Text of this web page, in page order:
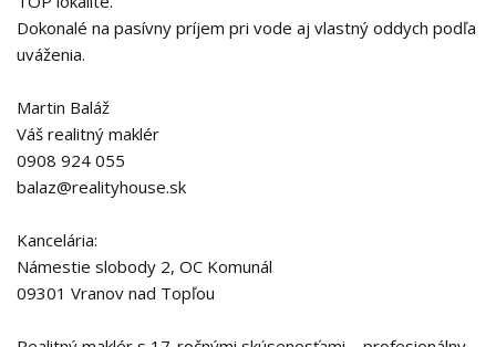
Dokonalé na pasívny príjem pri vode aj vlastný oddych podľa
uváženia.
Martin Baláž
Váš realitný maklér
0908 924 055
balaz@realityhouse.sk
Kancelária:
Námestie slobody 2, OC Komunál
09301 Vranov nad Topľou